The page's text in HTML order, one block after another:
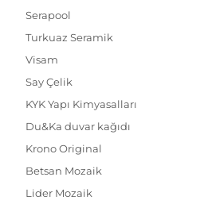
Serapool
Turkuaz Seramik
Visam
Say Çelik
KYK Yapı Kimyasalları
Du&Ka duvar kağıdı
Krono Original
Betsan Mozaik
Lider Mozaik